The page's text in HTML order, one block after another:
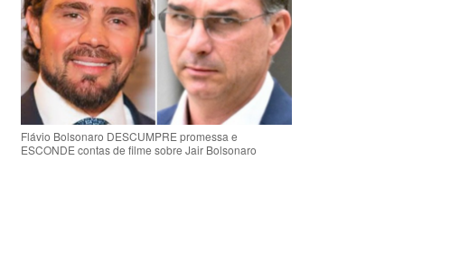
Flávio Bolsonaro DESCUMPRE promessa e
ESCONDE contas de filme sobre Jair Bolsonaro